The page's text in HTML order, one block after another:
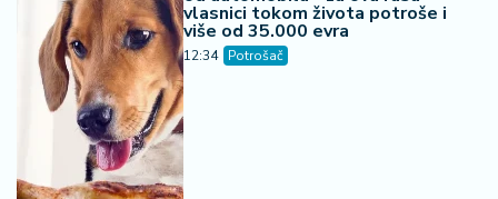
vlasnici tokom života potroše i
više od 35.000 evra
12:34 Potrošač